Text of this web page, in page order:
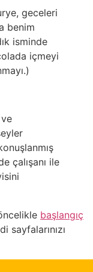
geceleri
benim
isminde
içmeyi
çalışanı ile
başlangıç
sayfalarınızı